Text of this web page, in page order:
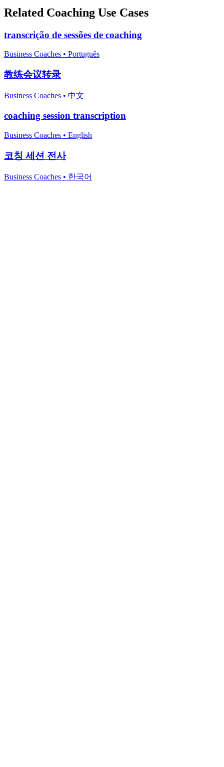
Related Coaching Use Cases
transcrição de sessões de coaching
Business Coaches • Português
教练会议转录
Business Coaches • 中文
coaching session transcription
Business Coaches • English
코칭 세션 전사
Business Coaches • 한국어